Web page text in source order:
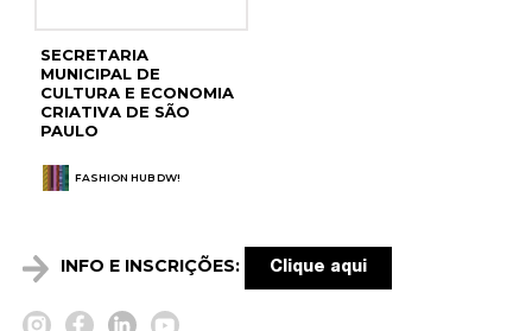
SECRETARIA
MUNICIPAL DE
CULTURA E ECONOMIA
CRIATIVA DE SÃO
PAULO
FASHION HUB DW!
INFO E INSCRIÇÕES: Clique aqui